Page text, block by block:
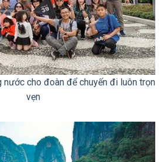
nước cho đoàn để chuyến đi luôn trọn
vẹn